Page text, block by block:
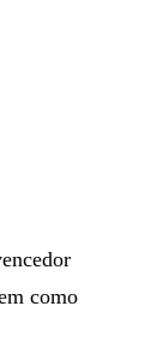
como